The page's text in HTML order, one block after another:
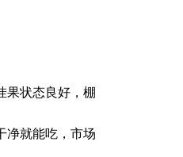
果状态良好，棚
净就能吃，市场